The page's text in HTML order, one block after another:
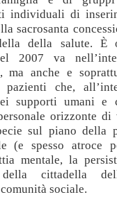
individuali di
sacrosanta
della salute. È
2007 va
ma anche e
che,
supporti umani
orizzonte di
sul piano della
(e spesso atroce
mentale, la
della cittadella
sociale.